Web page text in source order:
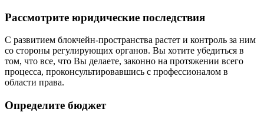
Рассмотрите юридические последствия
С развитием блокчейн-пространства растет и контроль за ним
со стороны регулирующих органов. Вы хотите убедиться в
том, что все, что Вы делаете, законно на протяжении всего
процесса, проконсультировавшись с профессионалом в
области права.
Определите бюджет